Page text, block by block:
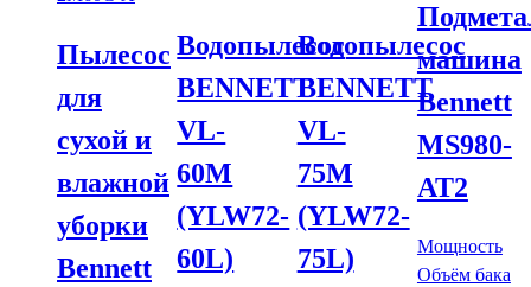
Пылесос
для
сухой и
влажной
уборки
Bennett
Водопылесос
BENNETT
VL-
60M
(YLW72-
60L)
Водопылесос
BENNETT
VL-
75M
(YLW72-
75L)
машина
Bennett
MS980-
AT2
Мощность
Объём бака